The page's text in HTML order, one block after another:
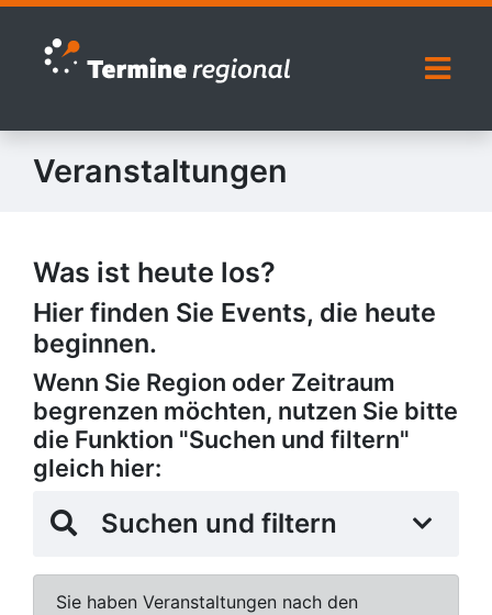
Zur Navigation springen
Zum Inhalt springen
Veranstaltungen
Was ist heute los?
Hier finden Sie Events, die heute
beginnen.
Wenn Sie Region oder Zeitraum
begrenzen möchten, nutzen Sie bitte
die Funktion "Suchen und filtern"
gleich hier:
Suchen und filtern
Sie haben Veranstaltungen nach den